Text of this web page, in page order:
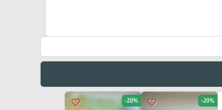
favorite_border -20%
favorite_border -20%